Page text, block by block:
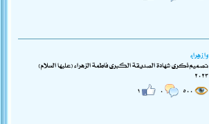
وا زهراء
تصميم ذكرى شهادة الصديقة الكبرى فاطمة الزهراء (عليها السلام)
٢٠٢٣